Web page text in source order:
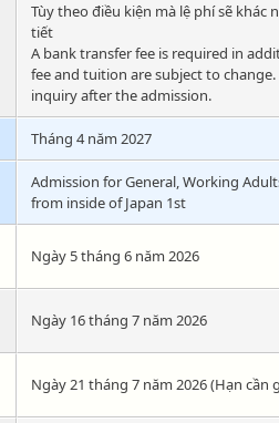
Tùy theo điều kiện mà lệ phí sẽ khác
tiết
A bank transfer fee is required in
fee and tuition are subject to
inquiry after the admission.
Tháng 4 năm 2027
Admission for General, Working
from inside of Japan 1st
Ngày 5 tháng 6 năm 2026
Ngày 16 tháng 7 năm 2026
Ngày 21 tháng 7 năm 2026 (Hạn cần